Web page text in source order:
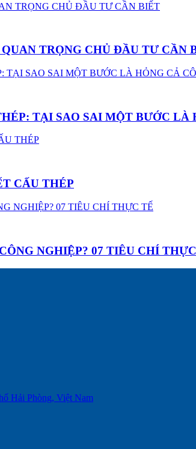
TRỌNG CHỦ ĐẦU TƯ CẦN
TẠI SAO SAI MỘT BƯỚC LÀ
CẤU THÉP
NGHIỆP? 07 TIÊU CHÍ
Hải Phòng, Việt Nam